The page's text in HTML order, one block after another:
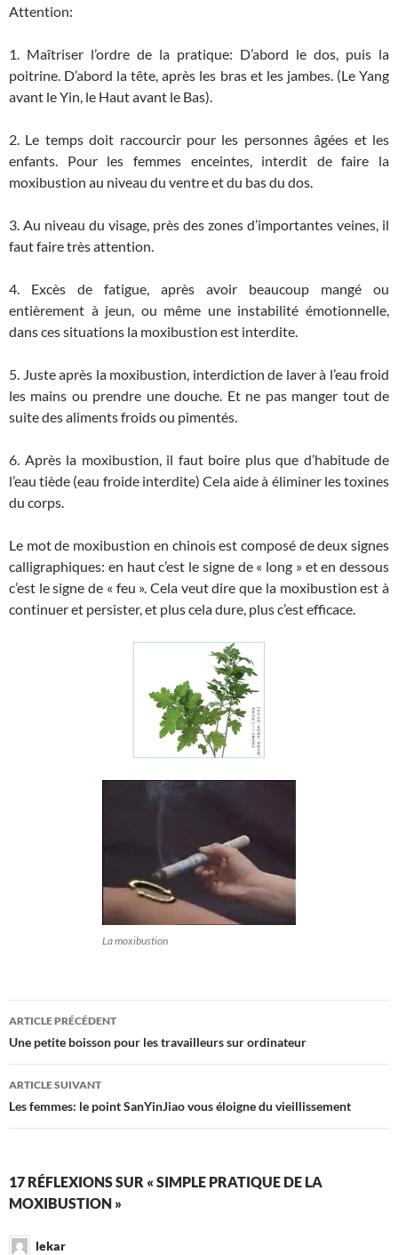
Attention:
1. Maîtriser l’ordre de la pratique: D’abord le dos, puis la
poitrine. D’abord la tête, après les bras et les jambes. (Le Yang
avant le Yin, le Haut avant le Bas).
2. Le temps doit raccourcir pour les personnes âgées et les
enfants. Pour les femmes enceintes, interdit de faire la
moxibustion au niveau du ventre et du bas du dos.
3. Au niveau du visage, près des zones d’importantes veines, il
faut faire très attention.
4. Excès de fatigue, après avoir beaucoup mangé ou
entièrement à jeun, ou même une instabilité émotionnelle,
dans ces situations la moxibustion est interdite.
5. Juste après la moxibustion, interdiction de laver à l’eau froid
les mains ou prendre une douche. Et ne pas manger tout de
suite des aliments froids ou pimentés.
6. Après la moxibustion, il faut boire plus que d’habitude de
l’eau tiède (eau froide interdite) Cela aide à éliminer les toxines
du corps.
Le mot de moxibustion en chinois est composé de deux signes
calligraphiques: en haut c’est le signe de « long » et en dessous
c’est le signe de « feu ». Cela veut dire que la moxibustion est à
continuer et persister, et plus cela dure, plus c’est efficace.
La moxibustion
Navigation
des
articles
ARTICLE PRÉCÉDENT
Une petite boisson pour les travailleurs sur ordinateur
ARTICLE SUIVANT
Les femmes: le point SanYinJiao vous éloigne du vieillissement
17 RÉFLEXIONS SUR « SIMPLE PRATIQUE DE LA
MOXIBUSTION »
lekar